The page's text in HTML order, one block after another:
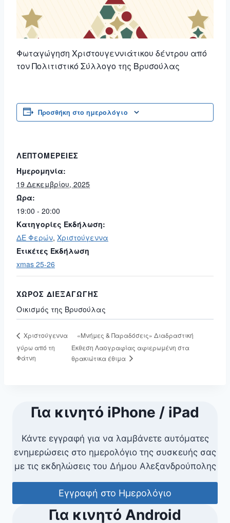
Φωταγώγηση Χριστουγεννιάτικου δέντρου από
τον Πολιτιστικό Σύλλογο της Βρυσούλας
Προσθήκη στο ημερολόγιο
ΛΕΠΤΟΜΈΡΕΙΕΣ
Ημερομηνία:
19 Δεκεμβρίου, 2025
Ώρα:
19:00 - 20:00
Κατηγορίες Εκδήλωση:
ΔΕ Φερών, Χριστούγεννα
Ετικέτες Εκδήλωση
xmas 25-26
ΧΏΡΟΣ ΔΙΕΞΑΓΩΓΉΣ
Οικισμός της Βρυσούλας
Χριστούγεννα
γύρω από τη
Φάτνη
«Μνήμες & Παραδόσεις» Διαδραστική
Έκθεση Λαογραφίας αφιερωμένη στα
θρακιώτικα έθιμα
Για κινητό iPhone / iPad
Κάντε εγγραφή για να λαμβάνετε αυτόματες
ενημερώσεις στο ημερολόγιο της συσκευής σας
με τις εκδηλώσεις του Δήμου Αλεξανδρούπολης
Εγγραφή στο Ημερολόγιο
Για κινητό Android